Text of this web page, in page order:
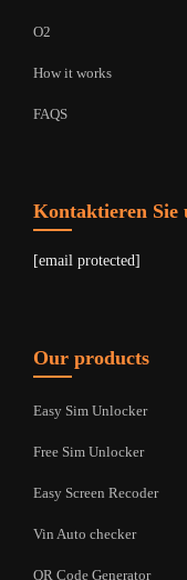
O2
How it works
FAQS
Kontaktieren Sie
[email protected]
Our products
Easy Sim Unlocker
Free Sim Unlocker
Easy Screen Recoder
Vin Auto checker
QR Code Generator